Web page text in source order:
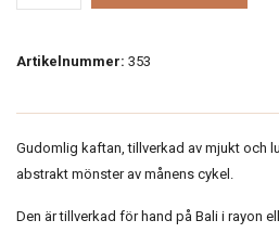
Artikelnummer: 353
Gudomlig kaftan, tillverkad av mjukt och
abstrakt mönster av månens cykel.
Den är tillverkad för hand på Bali i rayon